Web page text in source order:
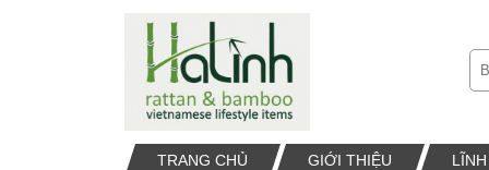
TRANG CHỦ GIỚI THIỆU